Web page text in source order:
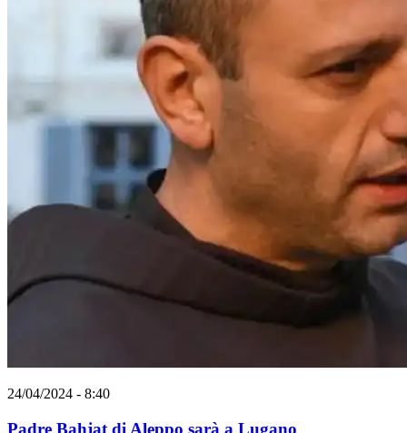
24/04/2024 - 8:40
Padre Bahjat di Aleppo sarà a Lugano